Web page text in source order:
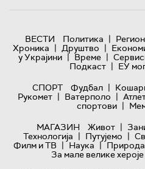
ВЕСТИ Политика | Регион
Хроника | Друштво |
у Украјини | Време |
Подкаст | ЕУ
СПОРТ
Фудбал |
Рукомет | Ватерполо |
спортови |
МАГАЗИН
Живот |
Технологијa | Путујемо |
Филм и ТВ | Наука | Природа
За мале велике хероје